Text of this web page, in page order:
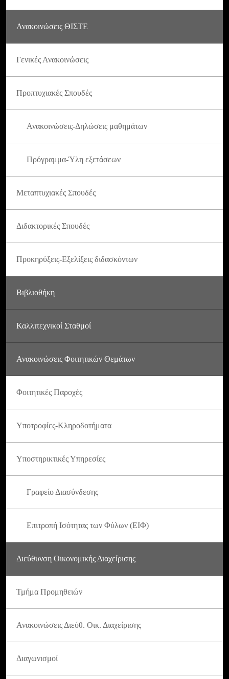
Ανακοινώσεις ΘΙΣΤΕ
Γενικές Ανακοινώσεις
Προπτυχιακές Σπουδές
Ανακοινώσεις-Δηλώσεις μαθημάτων
Πρόγραμμα-Ύλη εξετάσεων
Μεταπτυχιακές Σπουδές
Διδακτορικές Σπουδές
Προκηρύξεις-Εξελίξεις διδασκόντων
Βιβλιοθήκη
Καλλιτεχνικοί Σταθμοί
Ανακοινώσεις Φοιτητικών Θεμάτων
Φοιτητικές Παροχές
Υποτροφίες-Κληροδοτήματα
Υποστηρικτικές Υπηρεσίες
Γραφείο Διασύνδεσης
Επιτροπή Ισότητας των Φύλων (ΕΙΦ)
Διεύθυνση Οικονομικής Διαχείρισης
Τμήμα Προμηθειών
Ανακοινώσεις Διεύθ. Οικ. Διαχείρισης
Διαγωνισμοί